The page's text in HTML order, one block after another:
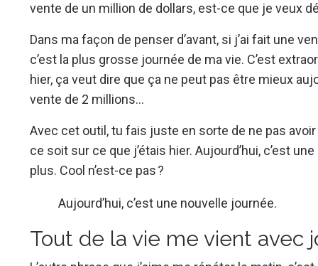
vente de un million de dollars, est-ce que je veux
Dans ma façon de penser d’avant, si j’ai fait une
c’est la plus grosse journée de ma vie. C’est
hier, ça veut dire que ça ne peut pas être mieux
vente de 2 millions…
Avec cet outil, tu fais juste en sorte de ne pas
ce soit sur ce que j’étais hier. Aujourd’hui, c’est
plus. Cool n’est-ce pas ?
Aujourd’hui, c’est une nouvelle journée.
Tout de la vie me vient avec